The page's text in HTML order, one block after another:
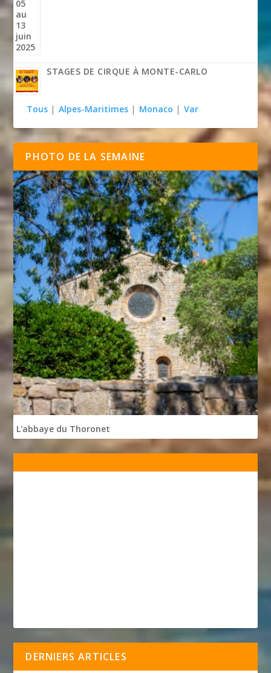
STAGES DE CIRQUE À MONTE-CARLO
Tous | Alpes-Maritimes | Monaco | Var
PHOTO DE LA SEMAINE
L'abbaye du Thoronet
DERNIERS ARTICLES